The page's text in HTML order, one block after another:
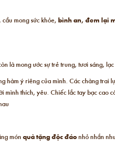
mong sức khỏe,bình an, đem lại
là mong ước sự trẻ trung, tươi sáng,
hàm ý riêng của mình. Các chàng trai
mình thích, yêu. Chiếc lắc tay bạc cao
mónquà tặng độc đáonhỏ nhắn